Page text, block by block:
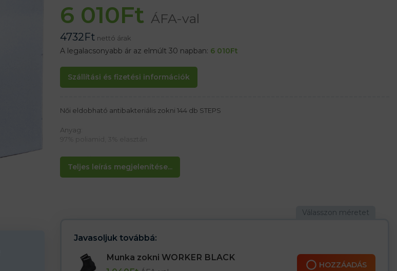
6 010Ft ÁFA-val
4732Ft nettó árak
A legalacsonyabb ár az elmúlt 30 napban: 6 010Ft
Szállítási és fizetési információk
Teljes leírás megjelenítése...
Női eldobható antibakteriális zokni 144 db STEPS
Anyag:
97% poliamid, 3% elasztán
Jellemzők:
– Univerzális méret
– Megerősített hegy
Javasoljuk továbbá:
Munka zokni WORKER BLACK
HOZZÁADÁS